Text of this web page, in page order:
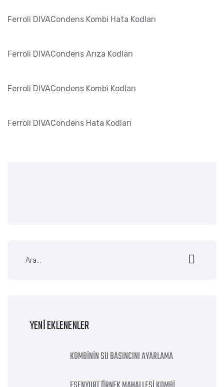
Ferroli DIVACondens Kombi Hata Kodları
Ferroli DIVACondens Arıza Kodları
Ferroli DIVACondens Kombi Kodları
Ferroli DIVACondens Hata Kodları
YENI EKLENENLER
KOMBININ SU BASINCINI AYARLAMA